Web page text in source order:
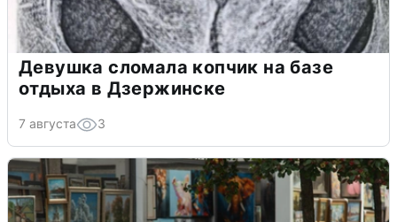
Девушка сломала копчик на базе
отдыха в Дзержинске
7 августа 3